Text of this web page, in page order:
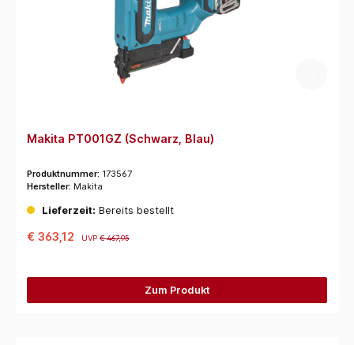
Makita PT001GZ (Schwarz, Blau)
Produktnummer: 173567
Hersteller: Makita
Lieferzeit: Bereits bestellt
€ 363,12 UVP€ 467,95
Zum Produkt